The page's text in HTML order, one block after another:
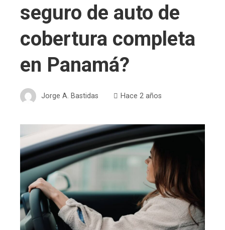
seguro de auto de
cobertura completa
en Panamá?
Jorge A. Bastidas Hace 2 años